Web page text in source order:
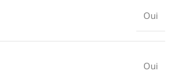
Oui
Oui